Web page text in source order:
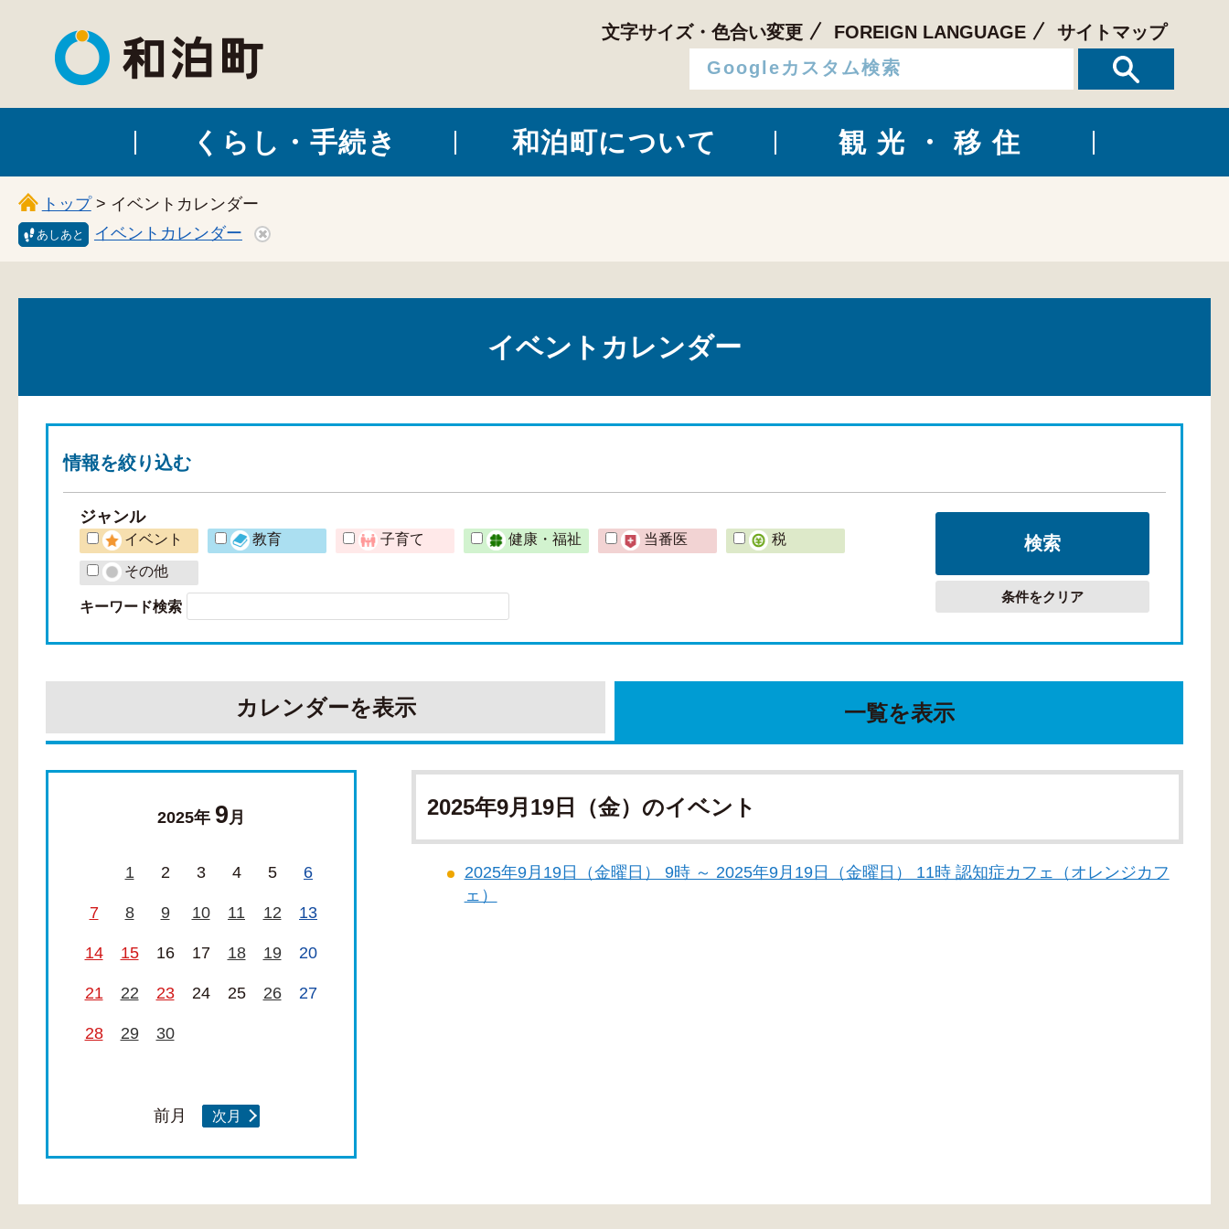
和泊町
文字サイズ・色合い変更 FOREIGN LANGUAGE サイトマップ
くらし・手続き 和泊町について 観光・移住
トップ> イベントカレンダー
あしあと イベントカレンダー
イベントカレンダー
情報を絞り込む
ジャンル
イベント 教育 子育て 健康・福祉 当番医
税
その他
キーワード検索
条件をクリア
カレンダーを表示 一覧を表示
2025年 9月
1 2 3 4 5 6
7 8 9 10 11 12 13
14 15 16 17 18 19 20
21 22 23 24 25 26 27
28 29 30
前月 次月
2025年9月19日（金）のイベント
2025年9月19日（金曜日） 9時 ～ 2025年9月19日（金曜日） 11時 認知症カフェ（オレンジカフ
ェ）